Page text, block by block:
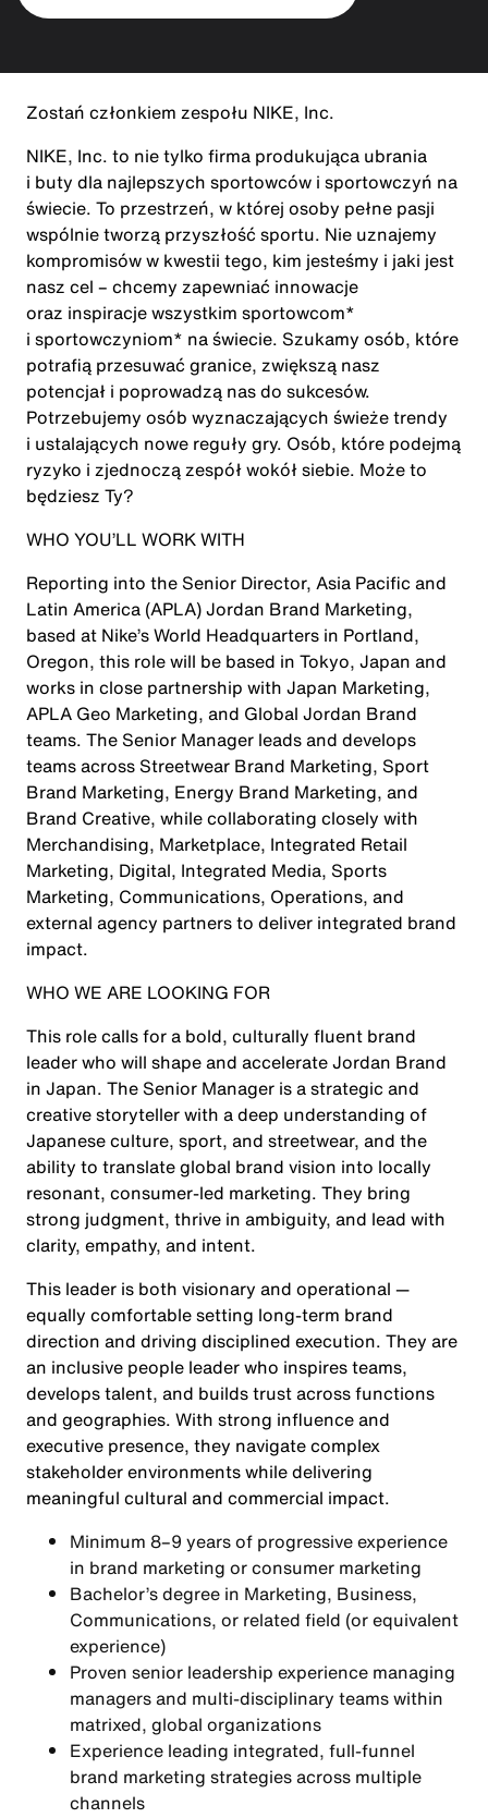
Zostań członkiem zespołu NIKE, Inc.
NIKE, Inc. to nie tylko firma produkująca ubrania
i buty dla najlepszych sportowców i sportowczyń na
świecie. To przestrzeń, w której osoby pełne pasji
wspólnie tworzą przyszłość sportu. Nie uznajemy
kompromisów w kwestii tego, kim jesteśmy i jaki jest
nasz cel – chcemy zapewniać innowacje
oraz inspiracje wszystkim sportowcom*
i sportowczyniom* na świecie. Szukamy osób, które
potrafią przesuwać granice, zwiększą nasz
potencjał i poprowadzą nas do sukcesów.
Potrzebujemy osób wyznaczających świeże trendy
i ustalających nowe reguły gry. Osób, które podejmą
ryzyko i zjednoczą zespół wokół siebie. Może to
będziesz Ty?
WHO YOU’LL WORK WITH
Reporting into the Senior Director, Asia Pacific and
Latin America (APLA) Jordan Brand Marketing,
based at Nike’s World Headquarters in Portland,
Oregon, this role will be based in Tokyo, Japan and
works in close partnership with Japan Marketing,
APLA Geo Marketing, and Global Jordan Brand
teams. The Senior Manager leads and develops
teams across Streetwear Brand Marketing, Sport
Brand Marketing, Energy Brand Marketing, and
Brand Creative, while collaborating closely with
Merchandising, Marketplace, Integrated Retail
Marketing, Digital, Integrated Media, Sports
Marketing, Communications, Operations, and
external agency partners to deliver integrated brand
impact.
WHO WE ARE LOOKING FOR
This role calls for a bold, culturally fluent brand
leader who will shape and accelerate Jordan Brand
in Japan. The Senior Manager is a strategic and
creative storyteller with a deep understanding of
Japanese culture, sport, and streetwear, and the
ability to translate global brand vision into locally
resonant, consumer-led marketing. They bring
strong judgment, thrive in ambiguity, and lead with
clarity, empathy, and intent.
This leader is both visionary and operational —
equally comfortable setting long-term brand
direction and driving disciplined execution. They are
an inclusive people leader who inspires teams,
develops talent, and builds trust across functions
and geographies. With strong influence and
executive presence, they navigate complex
stakeholder environments while delivering
meaningful cultural and commercial impact.
Minimum 8–9 years of progressive experience
in brand marketing or consumer marketing
Bachelor’s degree in Marketing, Business,
Communications, or related field (or equivalent
experience)
Proven senior leadership experience managing
managers and multi-disciplinary teams within
matrixed, global organizations
Experience leading integrated, full-funnel
brand marketing strategies across multiple
channels